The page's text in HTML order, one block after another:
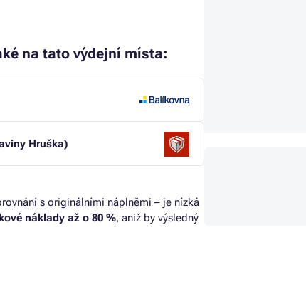
na tato výdejní místa:
Hruška)
s originálními náplněmi – je nízká
náklady až o 80 %, aniž by výsledný